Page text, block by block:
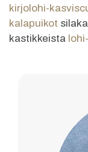
kirjolohi-
kalapuikot
kastikkeista